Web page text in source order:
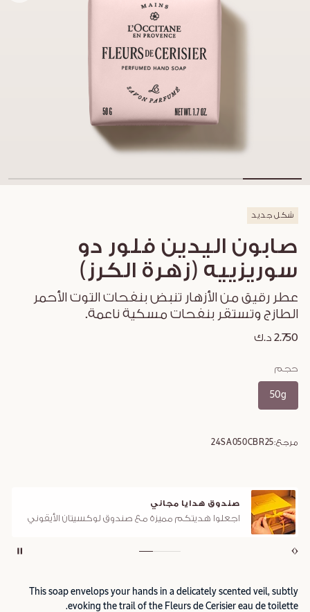
شكل جديد
صابون اليدين فلور دو
سوريزييه (زهرة الكرز)
عطر رقيق من الأزهار تنبض بنفحات التوت الأحمر
الطازج وتستقر بنفحات مسكية ناعمة.
2.750 د.ك
حجم
50g
مرجع:24SA050CBR25
صندوق هدايا مجاني
اجعلوا هديتكم مميزة مع صندوق لوكسيتان الأيقوني
This soap envelops your hands in a delicately scented veil, subtly
evoking the trail of the Fleurs de Cerisier eau de toilette.